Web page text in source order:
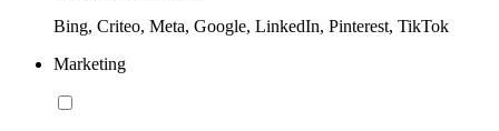
Bing, Criteo, Meta, Google, LinkedIn, Pinterest, TikTok
Marketing